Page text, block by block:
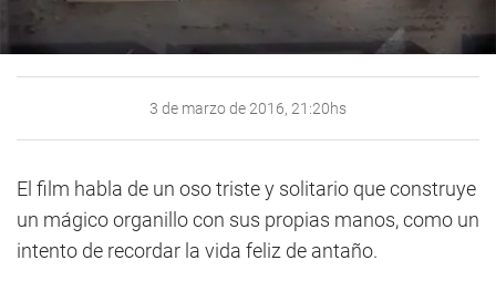
3 de marzo de 2016, 21:20hs
El film habla de un oso triste y solitario que construye
un mágico organillo con sus propias manos, como un
intento de recordar la vida feliz de antaño.